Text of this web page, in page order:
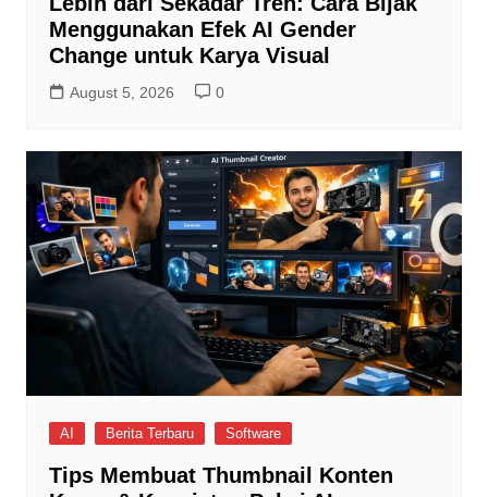
Menggunakan Efek AI Gender
Change untuk Karya Visual
August 5, 2026 0
AI Berita Terbaru Software
Tips Membuat Thumbnail Konten